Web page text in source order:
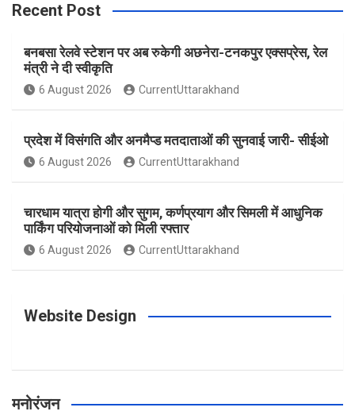
c
e
b
o
o
k
s
a
g
r
a
n
e
r
e
s
i
t
e
r
u
T
u
e
Recent Post
बनबसा रेलवे स्टेशन पर अब रुकेगी अछनेरा-टनकपुर एक्सप्रेस, रेल
मंत्री ने दी स्वीकृति
6 August 2026 CurrentUttarakhand
प्रदेश में विसंगति और अनमैप्ड मतदाताओं की सुनवाई जारी- सीईओ
6 August 2026 CurrentUttarakhand
चारधाम यात्रा होगी और सुगम, कर्णप्रयाग और सिमली में आधुनिक
पार्किंग परियोजनाओं को मिली रफ्तार
6 August 2026 CurrentUttarakhand
Website Design
मनोरंजन